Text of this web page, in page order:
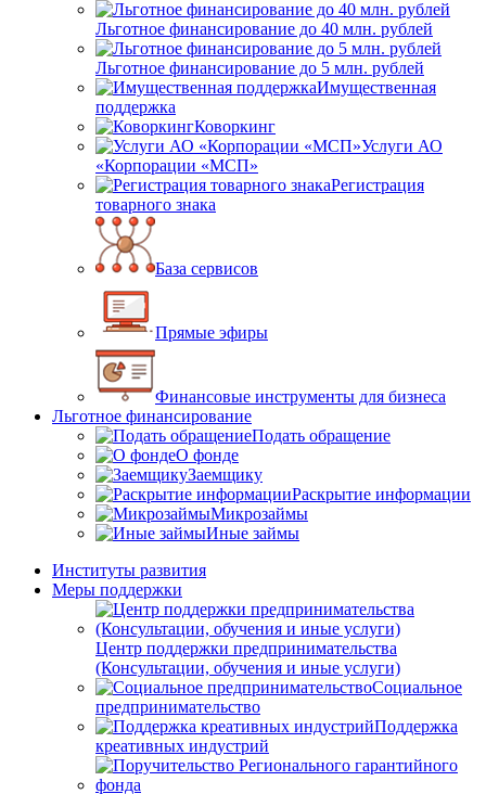
Льготное финансирование до 40 млн. рублей
Льготное финансирование до 5 млн. рублей
Имущественная
поддержка
Коворкинг
Услуги АО
«Корпорации «МСП»
Регистрация
товарного знака
База сервисов
Прямые эфиры
Финансовые инструменты для бизнеса
Льготное финансирование
Подать обращение
О фонде
Заемщику
Раскрытие информации
Микрозаймы
Иные займы
Институты развития
Меры поддержки
Центр поддержки предпринимательства
(Консультации, обучения и иные услуги)
Социальное
предпринимательство
Поддержка
креативных индустрий